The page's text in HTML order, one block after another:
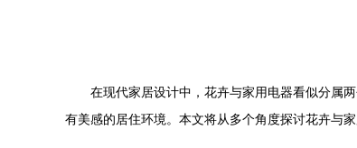
在现代家居设计中，花卉与家用电器看似分属
有美感的居住环境。本文将从多个角度探讨花卉与